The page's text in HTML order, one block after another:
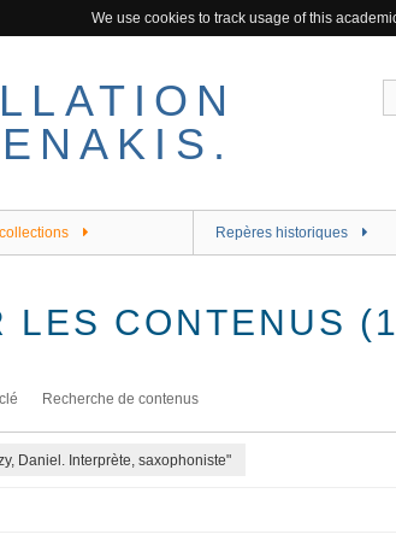
We use cookies to track usage of this
Repères historiques
LES CONTENUS
Recherche de contenus
Daniel. Interprète, saxophoniste"